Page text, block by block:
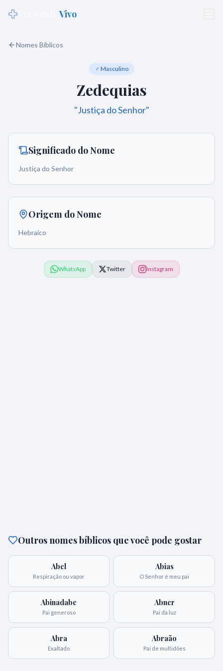
Vivo
Nomes Bíblicos
♂ Masculino
Zedequias
"Justiça do Senhor"
Significado do Nome
Justiça do Senhor
Origem do Nome
Hebraico
WhatsApp Twitter Instagram
Outros nomes bíblicos que você pode gostar
Abel
Respiração ou vapor
Abias
O Senhor é meu pai
Abinadabe
Pai generoso
Abner
Pai da luz
Abra
Exaltado
Abraão
Pai de multidões